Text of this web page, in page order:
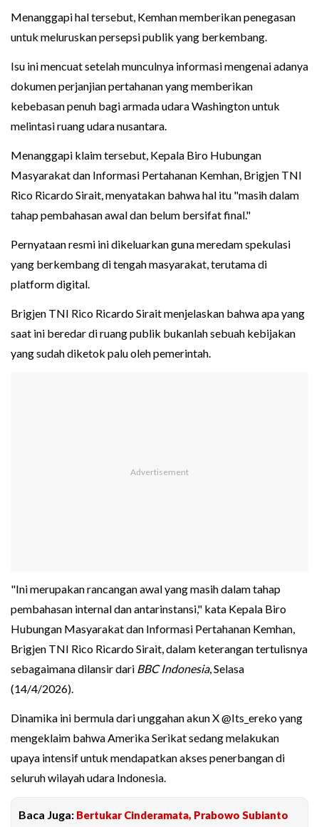
Menanggapi hal tersebut, Kemhan memberikan penegasan
untuk meluruskan persepsi publik yang berkembang.
Isu ini mencuat setelah munculnya informasi mengenai adanya
dokumen perjanjian pertahanan yang memberikan
kebebasan penuh bagi armada udara Washington untuk
melintasi ruang udara nusantara.
Menanggapi klaim tersebut, Kepala Biro Hubungan
Masyarakat dan Informasi Pertahanan Kemhan, Brigjen TNI
Rico Ricardo Sirait, menyatakan bahwa hal itu "masih dalam
tahap pembahasan awal dan belum bersifat final."
Pernyataan resmi ini dikeluarkan guna meredam spekulasi
yang berkembang di tengah masyarakat, terutama di
platform digital.
Brigjen TNI Rico Ricardo Sirait menjelaskan bahwa apa yang
saat ini beredar di ruang publik bukanlah sebuah kebijakan
yang sudah diketok palu oleh pemerintah.
"Ini merupakan rancangan awal yang masih dalam tahap
pembahasan internal dan antarinstansi," kata Kepala Biro
Hubungan Masyarakat dan Informasi Pertahanan Kemhan,
Brigjen TNI Rico Ricardo Sirait, dalam keterangan tertulisnya
sebagaimana dilansir dari BBC Indonesia, Selasa
(14/4/2026).
Dinamika ini bermula dari unggahan akun X @Its_ereko yang
mengeklaim bahwa Amerika Serikat sedang melakukan
upaya intensif untuk mendapatkan akses penerbangan di
seluruh wilayah udara Indonesia.
Baca Juga: Bertukar Cinderamata, Prabowo Subianto